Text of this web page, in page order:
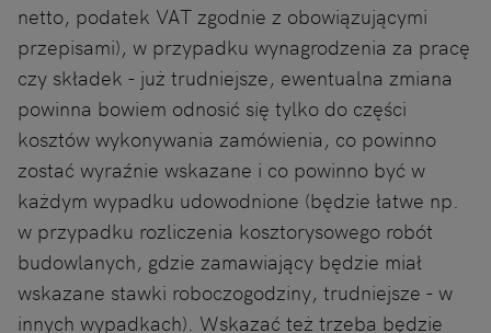
netto, podatek VAT zgodnie z obowiązującymi
przepisami), w przypadku wynagrodzenia za pracę
czy składek - już trudniejsze, ewentualna zmiana
powinna bowiem odnosić się tylko do części
kosztów wykonywania zamówienia, co powinno
zostać wyraźnie wskazane i co powinno być w
każdym wypadku udowodnione (będzie łatwe np.
w przypadku rozliczenia kosztorysowego robót
budowlanych, gdzie zamawiający będzie miał
wskazane stawki roboczogodziny, trudniejsze - w
innych wypadkach). Wskazać też trzeba będzie